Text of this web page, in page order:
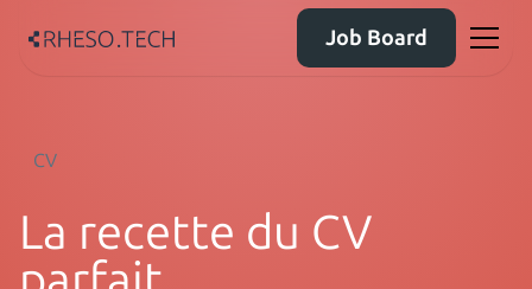
Job Board
CV
La recette du CV